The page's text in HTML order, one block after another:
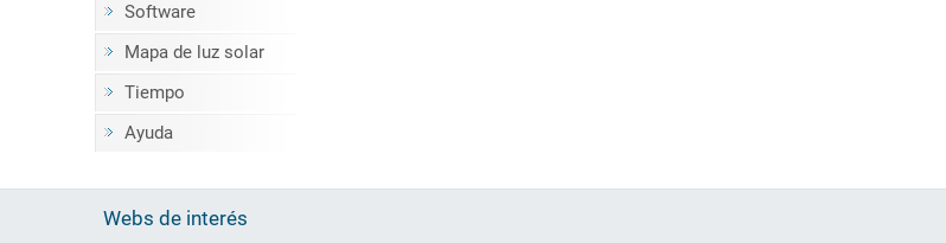
Software
Mapa de luz solar
Tiempo
Ayuda
Webs de interés